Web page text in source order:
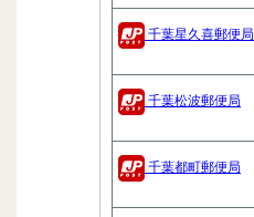
千葉星久喜郵便局
千葉松波郵便局
千葉都町郵便局